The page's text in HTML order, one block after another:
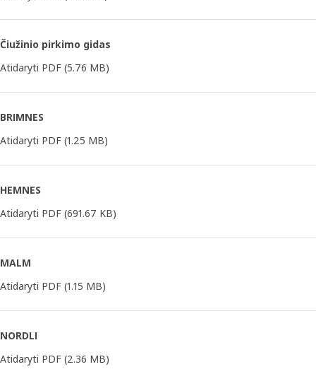
Čiužinio pirkimo gidas
Atidaryti PDF (5.76 MB)
BRIMNES
Atidaryti PDF (1.25 MB)
HEMNES
Atidaryti PDF (691.67 KB)
MALM
Atidaryti PDF (1.15 MB)
NORDLI
Atidaryti PDF (2.36 MB)